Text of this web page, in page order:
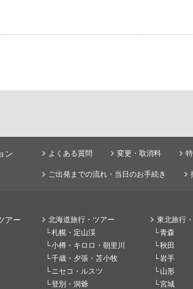
ン よくある質問 変更・取消料
ご出発までの流れ・当日のお手続き
アー
北海道旅行・ツアー
札幌・定山渓
小樽・キロロ・朝里川
千歳・夕張・苫小牧
ニセコ・ルスツ
登別・洞爺
東北旅行
青森
秋田
岩手
山形
宮城